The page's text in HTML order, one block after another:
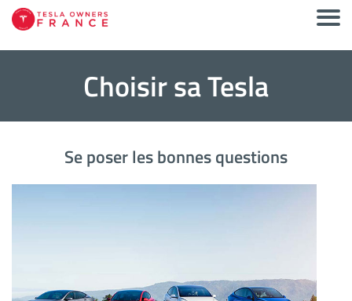
Choisir sa Tesla
Se poser les bonnes questions